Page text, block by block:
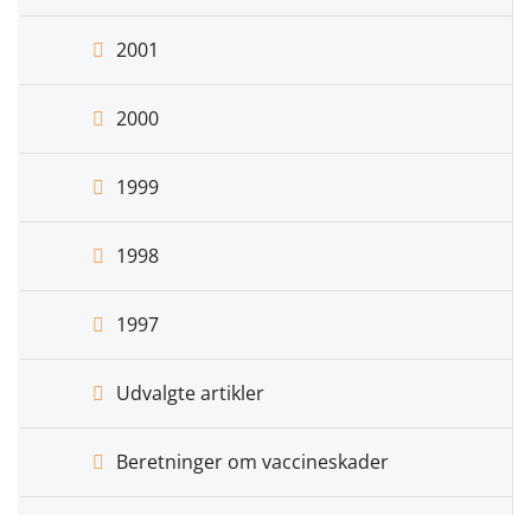
2001
2000
1999
1998
1997
Udvalgte artikler
Beretninger om vaccineskader